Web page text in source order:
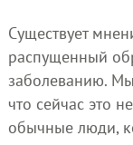
Существует
распущенный
заболеванию.
что сейчас это
обычные люди,